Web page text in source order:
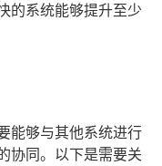
的系统能够提升至少
能够与其他系统进行
协同。以下是需要关